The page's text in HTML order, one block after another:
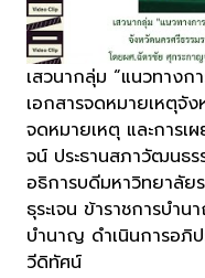
เสวนากลุ่ม “แนวทางก
เอกสารจดหมายเหตุจั
จดหมายเหตุ และการ
จน์ ประธานสภาวัฒนธ
อธิการบดีมหาวิทยาลัย
ธุระเจน ข้าราชการบำ
บำนาญ ดำเนินการอภิ
วีดิทัศน์